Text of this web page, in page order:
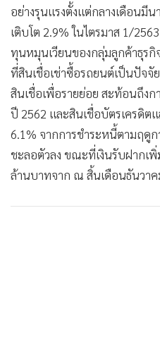
• News1
• Gotomanager
อย่างรุนแรงตั้งแต่กลางเดือนมี
เติบโต 2.9% ในไตรมาส 1/
ทุนหมุนเวียนของกลุ่มลูกค้าธุร
ที่สินเชื่อเช่าซื้อรถยนต์เป็นปัจจั
สินเชื่อเพื่อรายย่อย สะท้อนถึงก
ปี 2562 และสินเชื่อบัตรเครดิต
6.1% จากการชำระหนี้ตามฤดู
ชะลอตัวลง ขณะที่เงินรับฝากเ
ล้านบาทจาก ณ สิ้นเดือนธันวาค